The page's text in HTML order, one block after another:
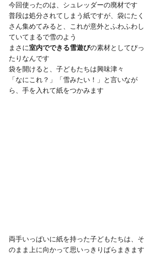
今回使ったのは、シュレッダーの廃材です
普段は処分されてしまう紙ですが、袋にたく
さん集めてみると、これが意外とふわふわし
ていてまるで雪のよう
まさに室内でできる雪遊びの素材としてぴっ
たりなんです
袋を開けると、子どもたちは興味津々
「なにこれ？」「雪みたい！」と言いなが
ら、手を入れて紙をつかみます
両手いっぱいに紙を持った子どもたちは、そ
のまま上に向かって思いっきりばらまきます